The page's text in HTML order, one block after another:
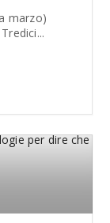
marzo)